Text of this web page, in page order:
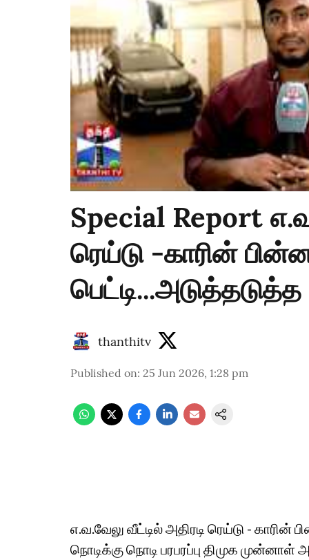
Special Report
ரெய்டு -காரின்
பெட்டி...அடுத்தடுத்த
thanthitv
Published on: 25 Jun 2026, 1:28 pm
எ.வ.வேலு வீட்டில் அதிரடி ரெய்டு -
நொடிக்கு நொடி பரபரப்பு திமுக